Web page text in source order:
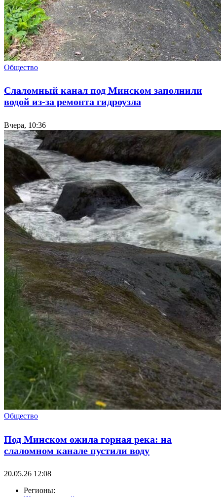
Общество
Слаломный канал под Минском заполнили
водой из-за ремонта гидроузла
Вчера, 10:36
Общество
Под Минском ожила горная река: на
слаломном канале пустили воду
20.05.26 12:08
Регионы: